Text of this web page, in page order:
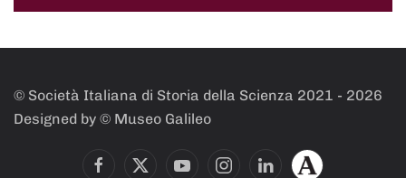
© Società Italiana di Storia della Scienza 2021 - 2026
Designed by © Museo Galileo